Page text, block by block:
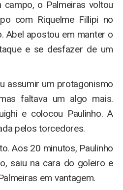
o Palmeiras voltou
com Riquelme Fillipi no
Abel apostou em manter o
e se desfazer de um
assumir um protagonismo
faltava um algo mais.
e colocou Paulinho. A
pelos torcedores.
Aos 20 minutos, Paulinho
saiu na cara do goleiro e
em vantagem.